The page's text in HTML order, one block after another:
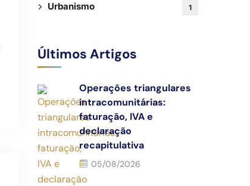
Urbanismo 1
Últimos Artigos
Operações triangulares
intracomunitárias:
faturação, IVA e
declaração
recapitulativa
05/08/2026